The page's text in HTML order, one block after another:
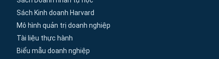
Sách Kinh doanh Harvard
Mô hình quản trị doanh nghiệp
Tài liệu thực hành
Biểu mẫu doanh nghiệp